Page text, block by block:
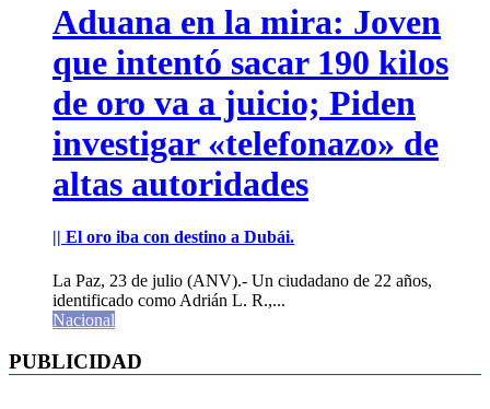
Aduana en la mira: Joven
que intentó sacar 190 kilos
de oro va a juicio; Piden
investigar «telefonazo» de
altas autoridades
|| El oro iba con destino a Dubái.
La Paz, 23 de julio (ANV).- Un ciudadano de 22 años,
identificado como Adrián L. R.,...
Nacional
PUBLICIDAD